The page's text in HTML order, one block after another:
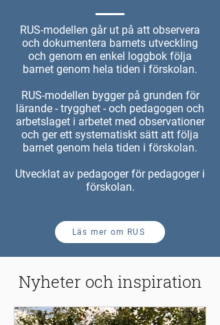
RUS-modellen går ut på att observera
och dokumentera barnets utveckling
och genom en enkel loggbok följa
barnet genom hela tiden i förskolan.
RUS-modellen bygger på grunden för
lärande - trygghet - och pedagogen och
arbetslaget i arbetet med observationer
och ger ett systematiskt sätt att följa
barnet genom hela tiden i förskolan.
Utvecklat av pedagoger för pedagoger i
förskolan.
Läs mer om RUS
Nyheter och inspiration